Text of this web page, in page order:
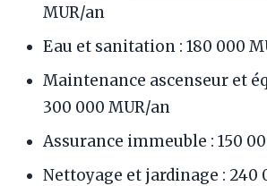
MUR/an
Eau et sanitation : 180 000
Maintenance ascenseur et
300 000 MUR/an
Assurance immeuble : 150
Nettoyage et jardinage : 240